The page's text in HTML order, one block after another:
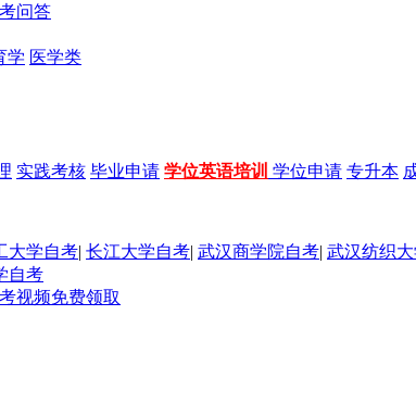
问答
学 医学类
实践考核 毕业申请 学位英语培训 学位申请 专升本
大学自考| 长江大学自考| 武汉商学院自考| 武汉纺织
自考